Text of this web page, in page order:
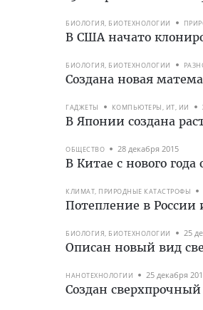
БИОЛОГИЯ, БИОТЕХНОЛОГИИ
В США начато
БИОЛОГИЯ, БИОТЕХНОЛОГИИ
Создана новая
ГАДЖЕТЫ КОМПЬЮТЕРЫ, ИТ, ИИ
В Японии создана
ОБЩЕСТВО 28 декабря 2015
В Китае с нового
КЛИМАТ, ПРИРОДНЫЕ КАТАСТРОФЫ
Потепление в России
БИОЛОГИЯ, БИОТЕХНОЛОГИИ 25
Описан новый вид
НАНОТЕХНОЛОГИИ 25 декабря
Создан